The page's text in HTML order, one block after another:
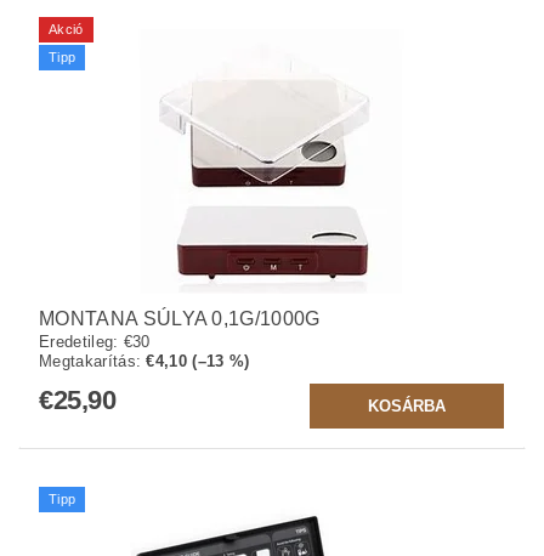
Akció
Tipp
MONTANA SÚLYA 0,1G/1000G
Eredetileg: €30
Megtakarítás:€4,10 (–13 %)
€25,90
Tipp